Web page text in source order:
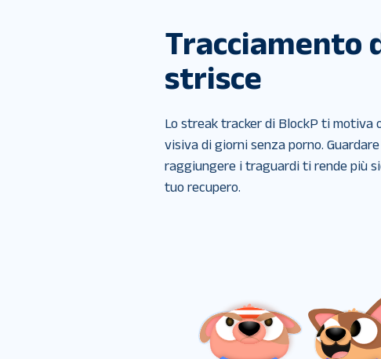
Tracciamento
strisce
Lo streak tracker di BlockP ti motiva
visiva di giorni senza porno.
raggiungere i traguardi ti rende più
tuo recupero.